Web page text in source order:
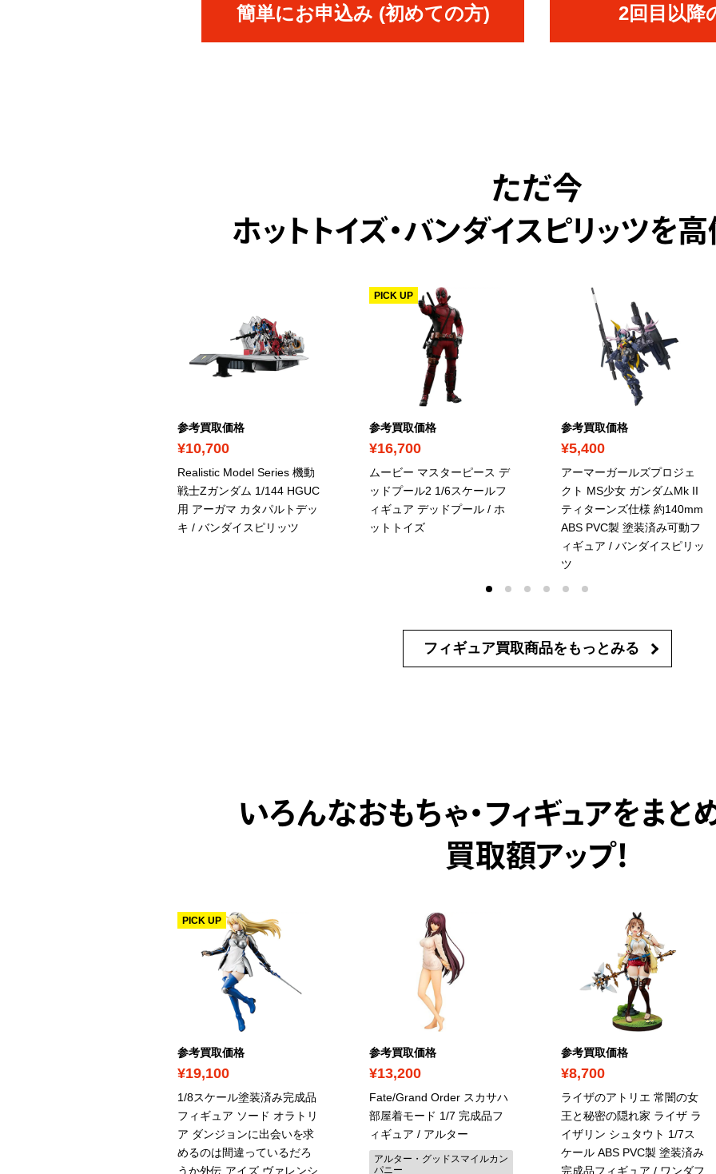
簡単にお申込み (初めての方) 2回目以降
ただ今
ホットトイズ・バンダイスピリッツを
参考買取価格
¥10,700
Realistic Model Series 機動
戦士Zガンダム 1/144 HGUC
用 アーガマ カタパルトデッ
キ / バンダイスピリッツ
参考買取価格
¥16,700
PICK UP
ムービー マスターピース デ
ッドプール2 1/6スケールフ
ィギュア デッドプール / ホ
ットトイズ
参考買取価格
¥5,400
アーマーガールズプロジェ
クト MS少女 ガンダムMk II
ティターンズ仕様 約140mm
ABS PVC製 塗装済み可動フ
ィギュア / バンダイスピリッ
ツ
フィギュア買取商品を もっとみる
いろんなおもちゃ・フィギュアをまと
買取額アップ！
参考買取価格
¥19,100
PICK UP
1/8スケール塗装済み完成品
フィギュア ソード オラトリ
ア ダンジョンに出会いを求
めるのは間違っているだろ
うか外伝 アイズ ヴァレンシ
参考買取価格
¥13,200
Fate/Grand Order スカサハ
部屋着モード 1/7 完成品フ
ィギュア / アルター
アルター・グッドスマイルカン
パニー
参考買取価格
¥8,700
ライザのアトリエ 常闇の女
王と秘密の隠れ家 ライザ ラ
イザリン シュタウト 1/7ス
ケール ABS PVC製 塗装済み
完成品フィギュア / ワンダフ